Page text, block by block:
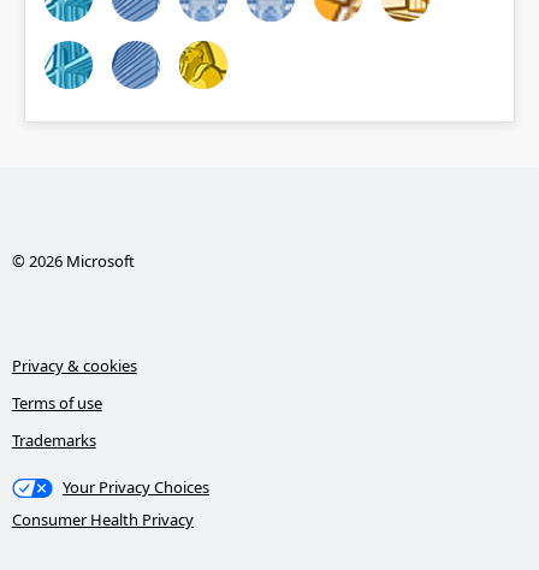
© 2026 Microsoft
Privacy & cookies
Terms of use
Trademarks
Your Privacy Choices
Consumer Health Privacy